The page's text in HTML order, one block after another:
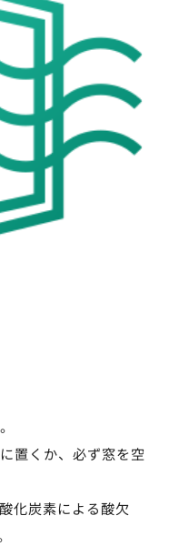
置くか、必ず窓を空
化炭素による酸欠